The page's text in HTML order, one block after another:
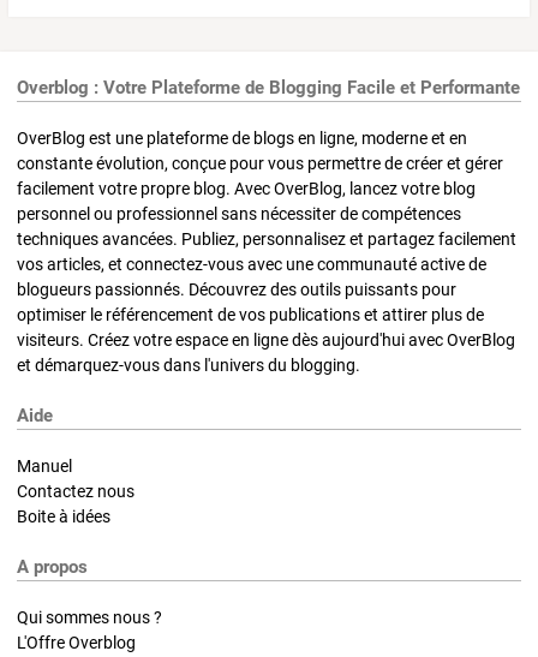
Overblog : Votre Plateforme de Blogging Facile et Performante
OverBlog est une plateforme de blogs en ligne, moderne et en
constante évolution, conçue pour vous permettre de créer et gérer
facilement votre propre blog. Avec OverBlog, lancez votre blog
personnel ou professionnel sans nécessiter de compétences
techniques avancées. Publiez, personnalisez et partagez facilement
vos articles, et connectez-vous avec une communauté active de
blogueurs passionnés. Découvrez des outils puissants pour
optimiser le référencement de vos publications et attirer plus de
visiteurs. Créez votre espace en ligne dès aujourd'hui avec OverBlog
et démarquez-vous dans l'univers du blogging.
Aide
Manuel
Contactez nous
Boite à idées
A propos
Qui sommes nous ?
L'Offre Overblog